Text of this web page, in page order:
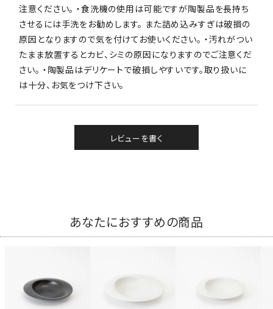
注意ください。 ・食洗機の使用は可能ですが陶製品を長持ち
させるには手洗をお勧めします。 また詰め込みすぎは破損の
原因となりますので気を付けてお使いください。 ・汚れがつい
たまま放置するとカビ、シミの原因になりますのでご注意くだ
さい。 ・陶製品はデリケートで破損しやすいです。取り扱いに
は十分、お気をつけ下さい。
レビューを書く
あなたにおすすめの商品